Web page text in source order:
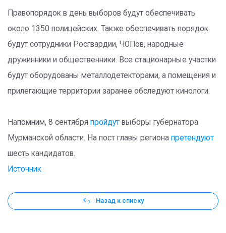
Правопорядок в день выборов будут обеспечивать
около 1350 полицейских. Также обеспечивать порядок
будут сотрудники Росгвардии, ЧОПов, народные
дружинники и общественники. Все стационарные участки
будут оборудованы металлодетекторами, а помещения и
прилегающие территории заранее обследуют кинологи.
Напомним, 8 сентября пройдут выборы губернатора
Мурманской области. На пост главы региона претендуют
шесть кандидатов.
Источник
Назад к списку